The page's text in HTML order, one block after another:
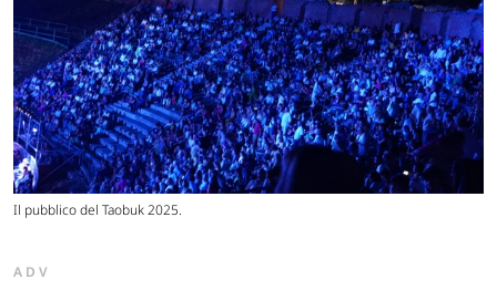
Il pubblico del Taobuk 2025.
ADV